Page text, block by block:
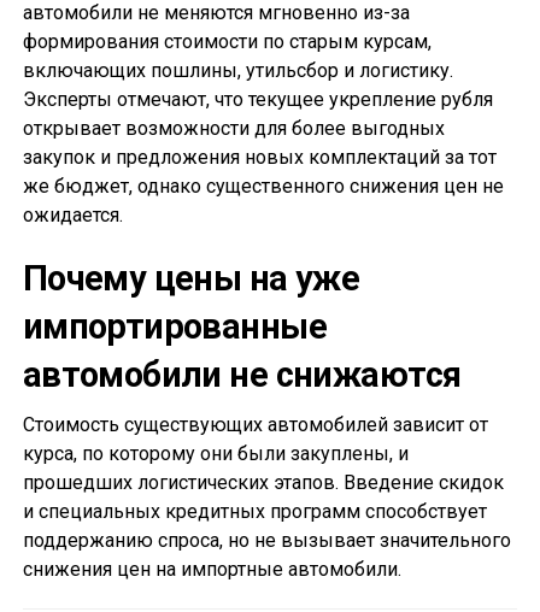
автомобили не меняются мгновенно из-за
формирования стоимости по старым курсам,
включающих пошлины, утильсбор и логистику.
Эксперты отмечают, что текущее укрепление рубля
открывает возможности для более выгодных
закупок и предложения новых комплектаций за тот
же бюджет, однако существенного снижения цен не
ожидается.
Почему цены на уже
импортированные
автомобили не снижаются
Стоимость существующих автомобилей зависит от
курса, по которому они были закуплены, и
прошедших логистических этапов. Введение скидок
и специальных кредитных программ способствует
поддержанию спроса, но не вызывает значительного
снижения цен на импортные автомобили.